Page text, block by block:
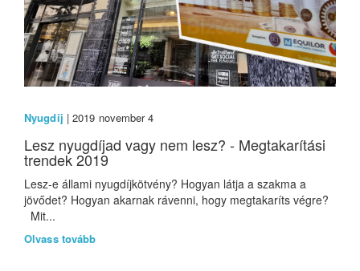
Nyugdíj | 2019 november 4
Lesz nyugdíjad vagy nem lesz? - Megtakarítási
trendek 2019
Lesz-e állami nyugdíjkötvény? Hogyan látja a szakma a
jövődet? Hogyan akarnak rávenni, hogy megtakaríts végre?
Mit...
Olvass tovább